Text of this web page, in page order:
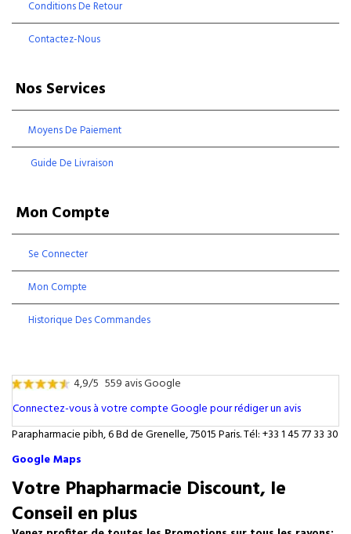
Conditions De Retour
Contactez-Nous
Nos Services
Moyens De Paiement
Guide De Livraison
Mon Compte
Se Connecter
Mon Compte
Historique Des Commandes
4,9/5 559 avis Google
Connectez-vous à votre compte Google pour rédiger un avis
Parapharmacie pibh, 6 Bd de Grenelle, 75015 Paris. Tél: +33 1 45 77 33 30
Google Maps
Votre Phapharmacie Discount, le
Conseil en plus